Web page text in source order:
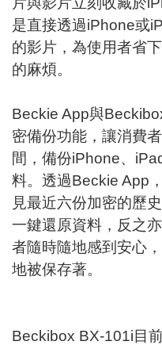
是直接透過iPhone或
的影片，為使用者省
的麻煩。
Beckie App與
密備份功能，讓消費
間，備份iPhone、
料。透過Beckie App
見最近六份加密的歷
一鍵還原資料，反之
者隨時隨地感到安心
地被保存著。
Beckibox BX-101i目